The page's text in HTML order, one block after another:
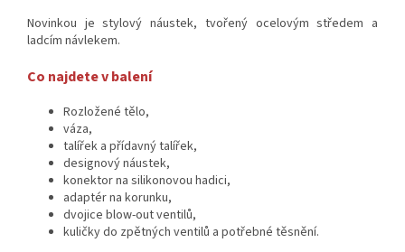
Novinkou je stylový náustek, tvořený ocelovým středem a
ladcím návlekem.
Co najdete v balení
Rozložené tělo,
váza,
talířek a přídavný talířek,
designový náustek,
konektor na silikonovou hadici,
adaptér na korunku,
dvojice blow-out ventilů,
kuličky do zpětných ventilů a potřebné těsnění.